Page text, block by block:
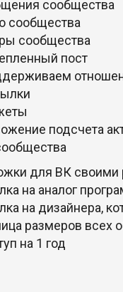
сообщества
сообщества
сообщества
пост
подсчета
для ВК своими
на аналог
на дизайнера,
размеров всех
на 1 год